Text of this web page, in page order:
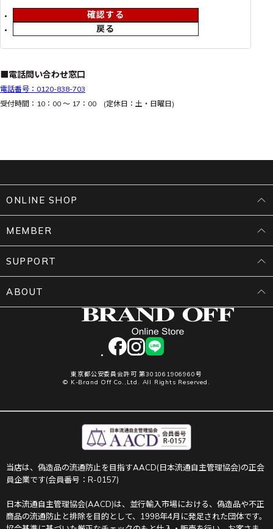
戻る
確認する
■電話問い合わせ窓口
電話番号：0120-838-703
受付時間：10：00 ～ 17：00 (定休日：土・日曜日)
facebookinstagram
LINE
東京都公安委員会許可 第301061906960号
© K-Brand Off Co.,Ltd. All Rights Reserved.
ONLINE SHOP
MEMBER
SUPPORT
ABOUT
当店は、偽造品の流通防止を目指すAACD(日本流通自主管理協会)の正会
員企業です(会員番号：R-0157)
日本流通自主管理協会(AACD)は、並行輸入市場における、偽造品や不正
商品の流通防止と排除を目的として、1998年4月に発足された団体です。